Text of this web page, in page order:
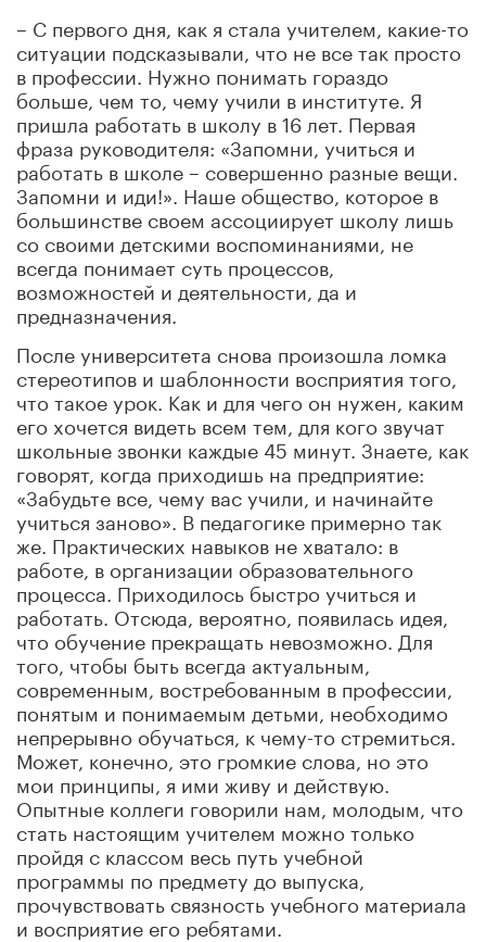
– С первого дня, как я стала учителем, какие-то
ситуации подсказывали, что не все так просто
в профессии. Нужно понимать гораздо
больше, чем то, чему учили в институте. Я
пришла работать в школу в 16 лет. Первая
фраза руководителя: «Запомни, учиться и
работать в школе – совершенно разные вещи.
Запомни и иди!». Наше общество, которое в
большинстве своем ассоциирует школу лишь
со своими детскими воспоминаниями, не
всегда понимает суть процессов,
возможностей и деятельности, да и
предназначения.
После университета снова произошла ломка
стереотипов и шаблонности восприятия того,
что такое урок. Как и для чего он нужен, каким
его хочется видеть всем тем, для кого звучат
школьные звонки каждые 45 минут. Знаете, как
говорят, когда приходишь на предприятие:
«Забудьте все, чему вас учили, и начинайте
учиться заново». В педагогике примерно так
же. Практических навыков не хватало: в
работе, в организации образовательного
процесса. Приходилось быстро учиться и
работать. Отсюда, вероятно, появилась идея,
что обучение прекращать невозможно. Для
того, чтобы быть всегда актуальным,
современным, востребованным в профессии,
понятым и понимаемым детьми, необходимо
непрерывно обучаться, к чему-то стремиться.
Может, конечно, это громкие слова, но это
мои принципы, я ими живу и действую.
Опытные коллеги говорили нам, молодым, что
стать настоящим учителем можно только
пройдя с классом весь путь учебной
программы по предмету до выпуска,
прочувствовать связность учебного материала
и восприятие его ребятами.